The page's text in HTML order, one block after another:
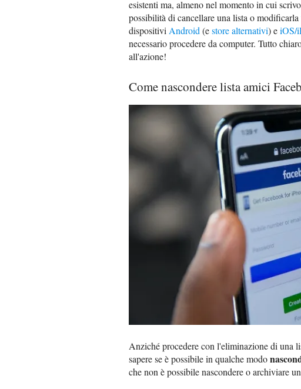
esistenti ma, almeno nel momento in cui
possibilità di cancellare una lista o
dispositivi Android (estore alternativi) eiOS/
necessario procedere da computer. Tutto
all'azione!
Come nascondere lista amici
Anziché procedere con l'eliminazione di una
sapere se è possibile in qualche modo
che non è possibile nascondere o archiviare